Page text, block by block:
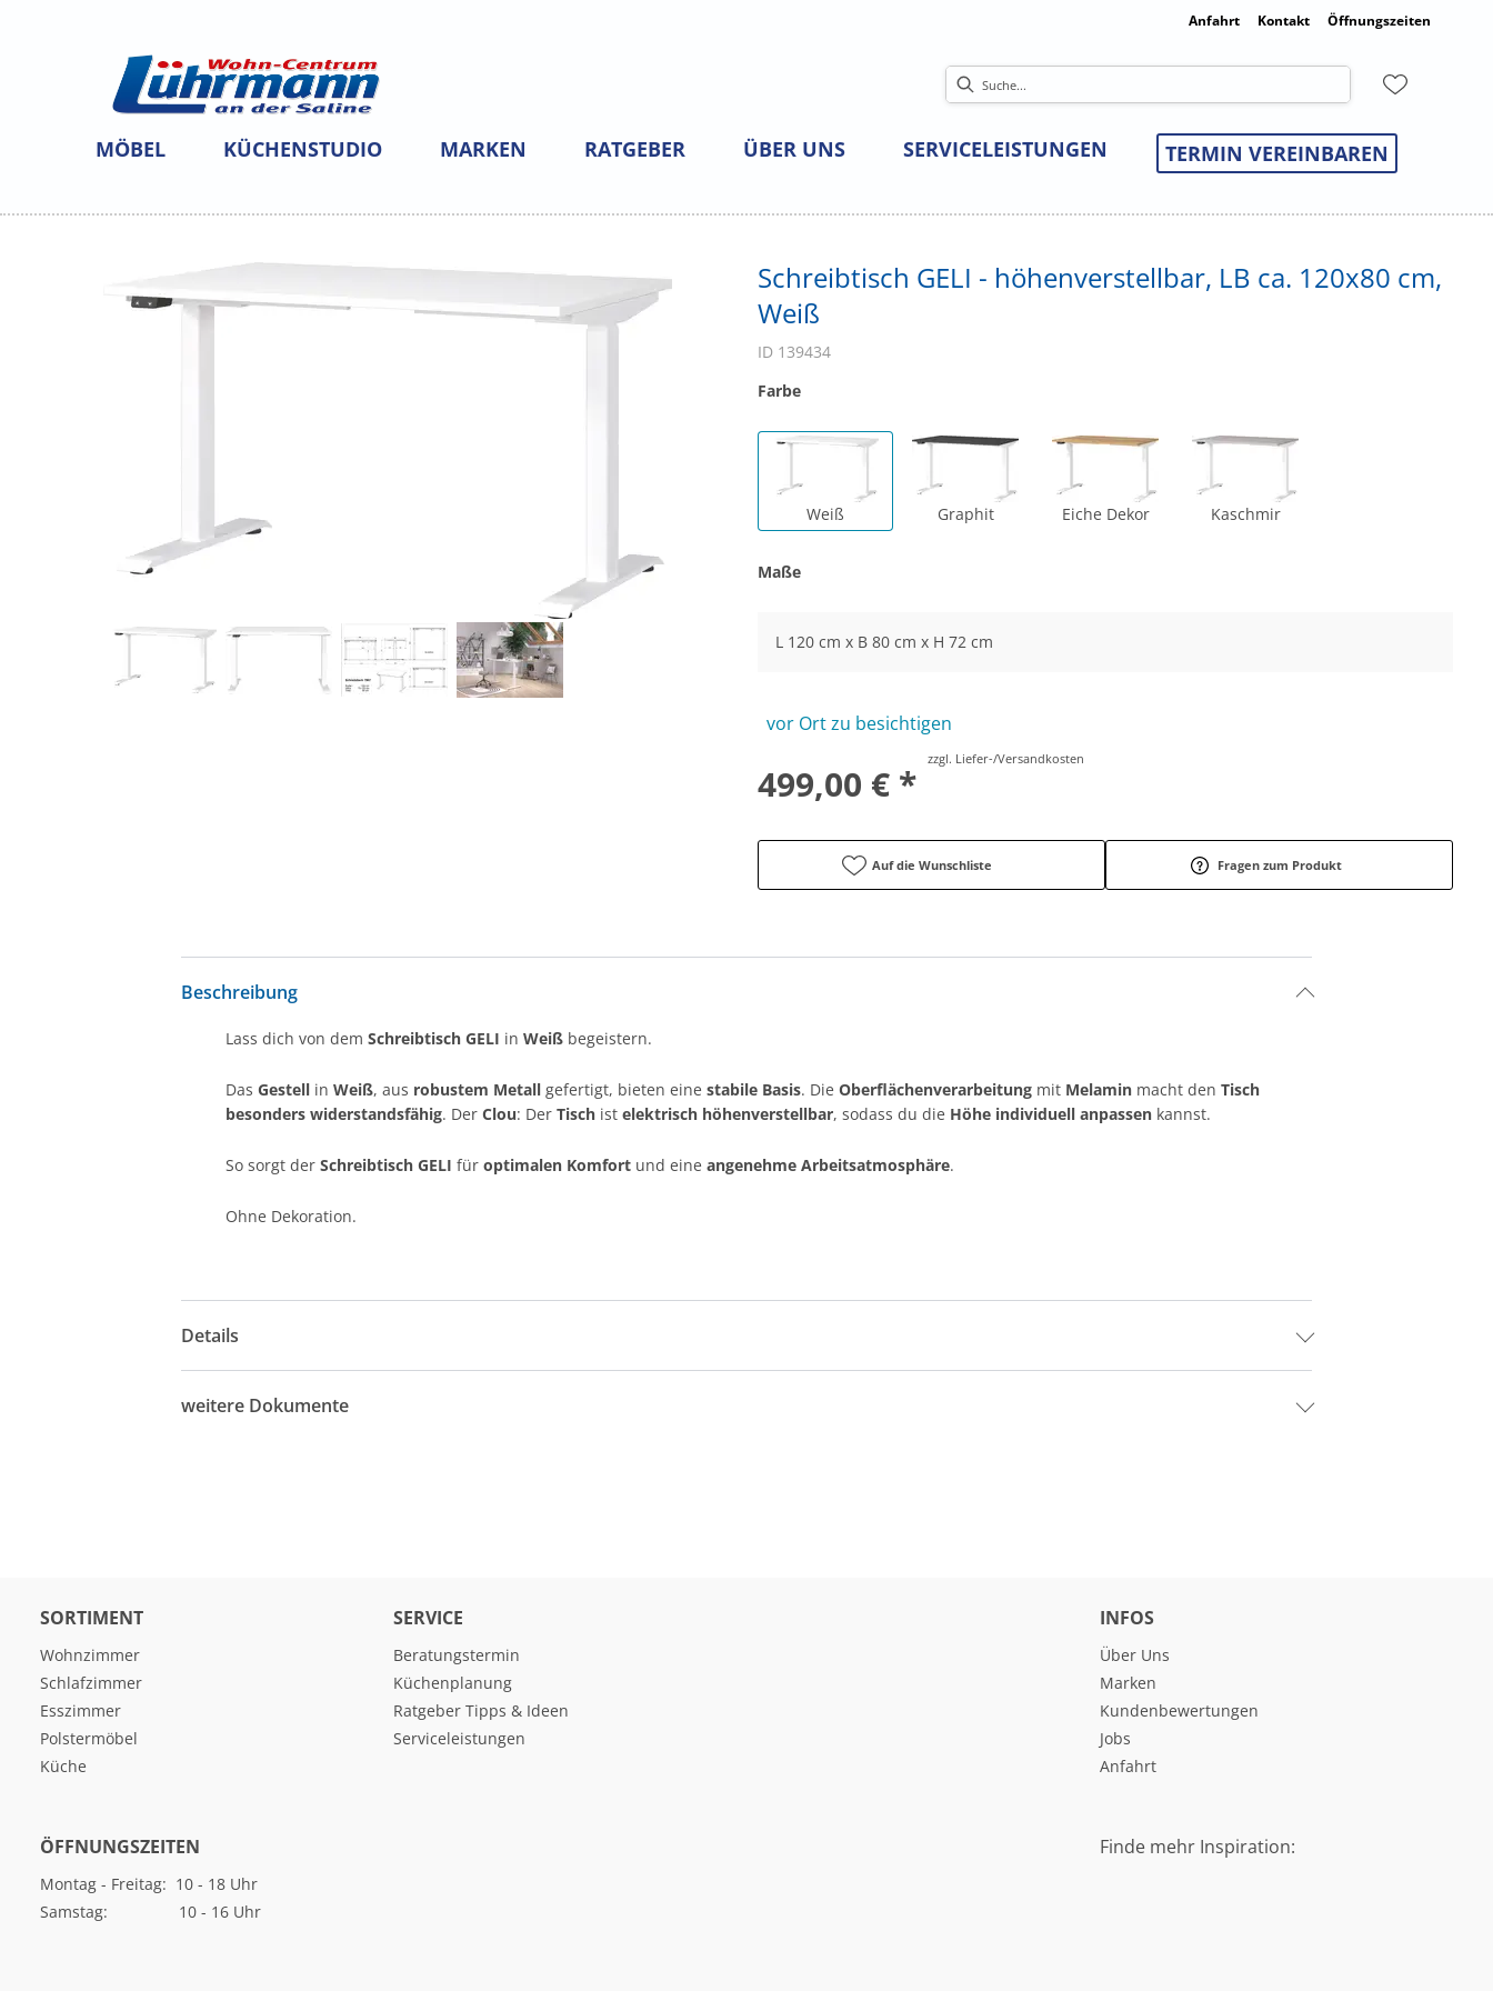
Anfahrt Kontakt Öffnungszeiten
MÖBEL KÜCHENSTUDIO MARKEN RATGEBER ÜBER UNS SERVICELEISTUNGEN TERMIN VEREINBAREN
Schreibtisch GELI - höhenverstellbar, LB ca. 120x80 cm,
Weiß
ID 139434
Farbe
Weiß Graphit Eiche Dekor Kaschmir
Maße
L 120 cm x B 80 cm x H 72 cm
vor Ort zu besichtigen
499,00 € *
zzgl. Liefer-/Versandkosten
Auf die Wunschliste Fragen zum Produkt
Beschreibung
Lass dich von demSchreibtisch GELI inWeiß begeistern.
DasGestell inWeiß, aus robustem Metallgefertigt, bieten einestabile Basis. DieOberflächenverarbeitung mit Melamin macht denTisch
besonders widerstandsfähig. DerClou: DerTisch istelektrisch höhenverstellbar, sodass du die Höhe individuell anpassen kannst.
So sorgt derSchreibtisch GELIfüroptimalen Komfort und eineangenehme Arbeitsatmosphäre.
Ohne Dekoration.
Details
weitere Dokumente
SORTIMENT
Wohnzimmer
Schlafzimmer
Esszimmer
Polstermöbel
Küche
SERVICE
Beratungstermin
Küchenplanung
Ratgeber Tipps & Ideen
Serviceleistungen
INFOS
Über Uns
Marken
Kundenbewertungen
Jobs
Anfahrt
ÖFFNUNGSZEITEN
Montag - Freitag: 10 - 18 Uhr
Samstag: 10 - 16 Uhr
Finde mehr Inspiration: